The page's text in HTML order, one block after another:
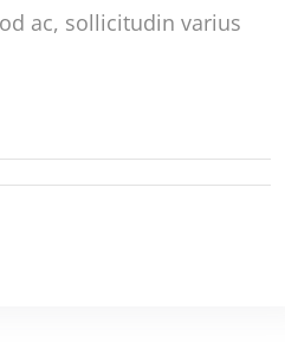
ac, sollicitudin varius